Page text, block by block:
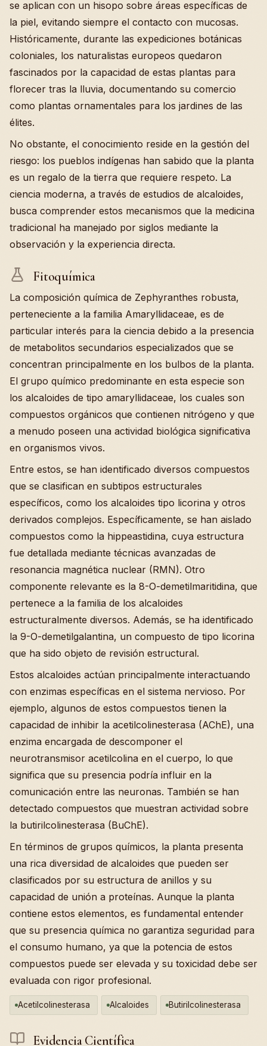
se aplican con un hisopo sobre áreas específicas de
la piel, evitando siempre el contacto con mucosas.
Históricamente, durante las expediciones botánicas
coloniales, los naturalistas europeos quedaron
fascinados por la capacidad de estas plantas para
florecer tras la lluvia, documentando su comercio
como plantas ornamentales para los jardines de las
élites.
No obstante, el conocimiento reside en la gestión del
riesgo: los pueblos indígenas han sabido que la planta
es un regalo de la tierra que requiere respeto. La
ciencia moderna, a través de estudios de alcaloides,
busca comprender estos mecanismos que la medicina
tradicional ha manejado por siglos mediante la
observación y la experiencia directa.
Fitoquímica
La composición química de Zephyranthes robusta,
perteneciente a la familia Amaryllidaceae, es de
particular interés para la ciencia debido a la presencia
de metabolitos secundarios especializados que se
concentran principalmente en los bulbos de la planta.
El grupo químico predominante en esta especie son
los alcaloides de tipo amaryllidaceae, los cuales son
compuestos orgánicos que contienen nitrógeno y que
a menudo poseen una actividad biológica significativa
en organismos vivos.
Entre estos, se han identificado diversos compuestos
que se clasifican en subtipos estructurales
específicos, como los alcaloides tipo licorina y otros
derivados complejos. Específicamente, se han aislado
compuestos como la hippeastidina, cuya estructura
fue detallada mediante técnicas avanzadas de
resonancia magnética nuclear (RMN). Otro
componente relevante es la 8-O-demetilmaritidina, que
pertenece a la familia de los alcaloides
estructuralmente diversos. Además, se ha identificado
la 9-O-demetilgalantina, un compuesto de tipo licorina
que ha sido objeto de revisión estructural.
Estos alcaloides actúan principalmente interactuando
con enzimas específicas en el sistema nervioso. Por
ejemplo, algunos de estos compuestos tienen la
capacidad de inhibir la acetilcolinesterasa (AChE), una
enzima encargada de descomponer el
neurotransmisor acetilcolina en el cuerpo, lo que
significa que su presencia podría influir en la
comunicación entre las neuronas. También se han
detectado compuestos que muestran actividad sobre
la butirilcolinesterasa (BuChE).
En términos de grupos químicos, la planta presenta
una rica diversidad de alcaloides que pueden ser
clasificados por su estructura de anillos y su
capacidad de unión a proteínas. Aunque la planta
contiene estos elementos, es fundamental entender
que su presencia química no garantiza seguridad para
el consumo humano, ya que la potencia de estos
compuestos puede ser elevada y su toxicidad debe ser
evaluada con rigor profesional.
Acetilcolinesterasa Alcaloides Butirilcolinesterasa
Evidencia Científica